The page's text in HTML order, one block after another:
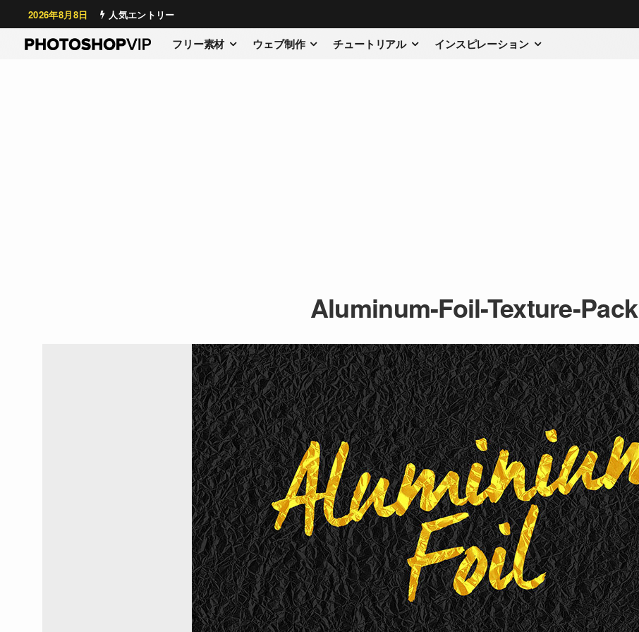
2026年8月8日 人気エントリー
フリー素材 ウェブ制作 チュートリアル インスピレーション
Aluminum-Foil-Texture-Pack